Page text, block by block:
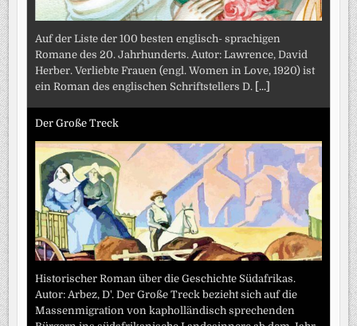
Auf der Liste der 100 besten englisch- sprachigen
Romane des 20. Jahrhunderts. Autor: Lawrence, David
Herber. Verliebte Frauen (engl. Women in Love, 1920) ist
ein Roman des englischen Schriftstellers D. [...]
Der Große Treck
Historischer Roman über die Geschichte Südafrikas.
Autor: Arbez, D'. Der Große Treck bezieht sich auf die
Massenmigration von kapholländisch sprechenden